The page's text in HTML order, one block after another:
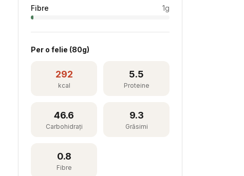
Fibre 1g
Per o felie (80g)
292
kcal
5.5
Proteine
46.6
Carbohidrați
9.3
Grăsimi
0.8
Fibre